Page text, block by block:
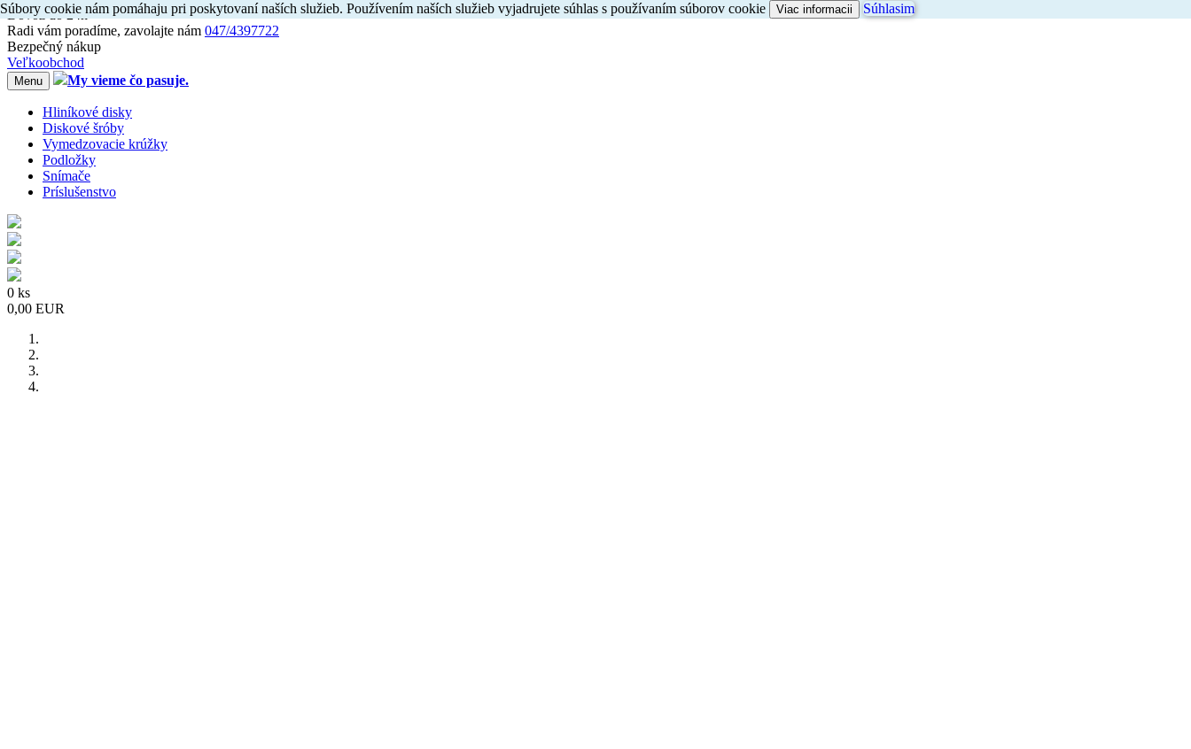
Dovoz do 24h
Radi vám poradíme, zavolajte nám 047/4397722
Bezpečný nákup
Veľkoobchod
Menu My vieme čo pasuje.
Hliníkové disky
Diskové šróby
Vymedzovacie krúžky
Podložky
Snímače
Príslušenstvo
0 ks
0,00 EUR
Súbory cookie nám pomáhaju pri poskytovaní naších služieb. Používením naších služieb vyjadrujete súhlas s používaním súborov cookie Viac informacii Súhlasim